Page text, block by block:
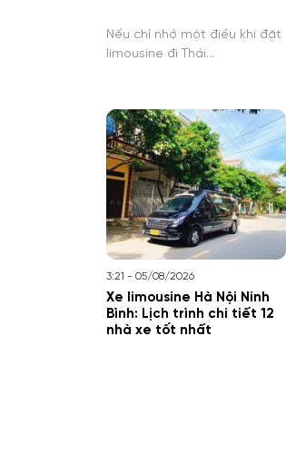
Nếu chỉ nhớ một điều khi đặt
limousine đi Thái…
3:21 - 05/08/2026
Xe limousine Hà Nội Ninh
Bình: Lịch trình chi tiết 12
nhà xe tốt nhất